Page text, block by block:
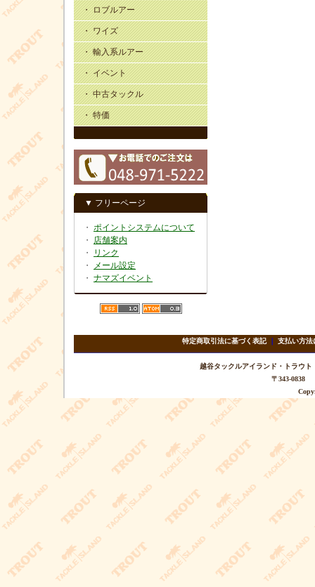
・ ロブルアー
・ ワイズ
・ 輸入系ルアー
・ イベント
・ 中古タックル
・ 特価
▼ フリーページ
・ ポイントシステムについて
・ 店舗案内
・
リンク
・
メール設定
・ ナマズイベント
特定商取引法に基づく表記｜ 支払い方法
越谷タックルアイランド・トラ
〒343-0838